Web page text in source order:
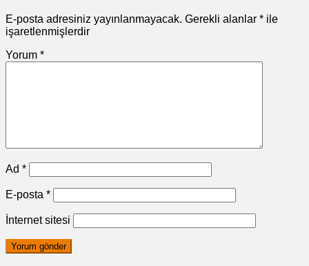
E-posta adresiniz yayınlanmayacak. Gerekli alanlar * ile
işaretlenmişlerdir
Yorum *
Ad *
E-posta *
İnternet sitesi